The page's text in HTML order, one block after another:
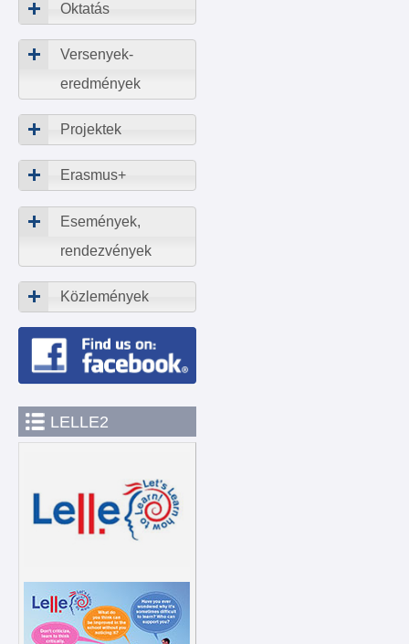
Oktatás
Versenyek-
eredmények
Projektek
Erasmus+
Események,
rendezvények
Közlemények
LELLE2